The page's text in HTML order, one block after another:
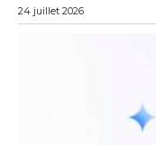
24 juillet 2026